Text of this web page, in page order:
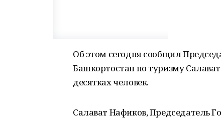
Об этом сегодня сообщил
Башкортостан по туризму
десятках человек.
Салават Нафиков, Председатель